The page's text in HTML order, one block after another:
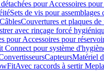
détachées pour Accessoires
Sets de vis pour assemblages
CâblesCouvertures et plaques de
avec rinçage forcé
pour Accessoires pour
Connect pour système
CapteursMatériel
Avec raccords à sertir Mepla